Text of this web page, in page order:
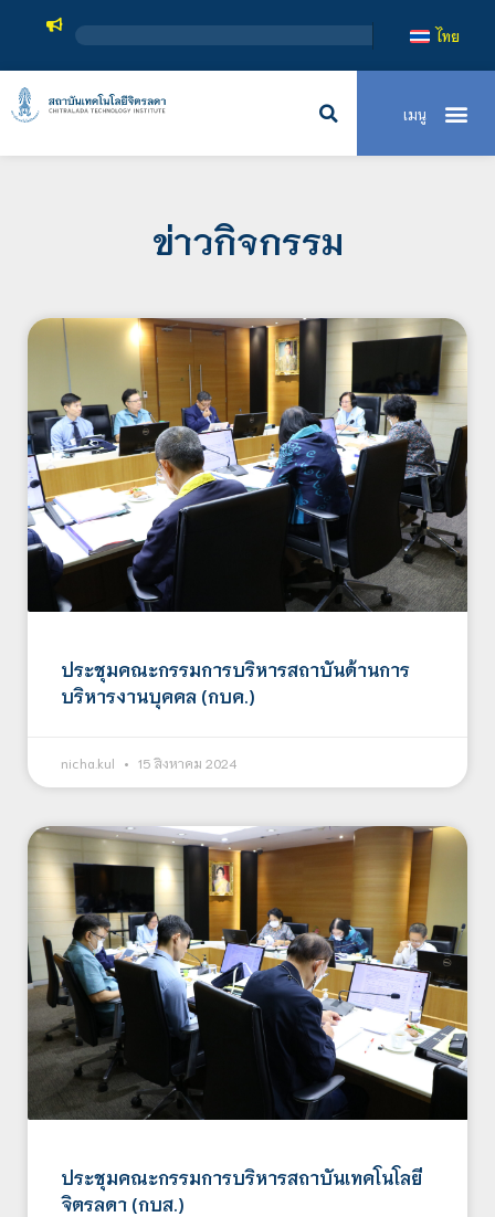
สถาบันเทคโนโล
ไทย
ข่าวกิจกรรม
ประชุมคณะกรรมการบริหารสถาบันด้านการ
บริหารงานบุคคล (กบค.)
nicha.kul 15 สิงหาคม 2024
ประชุมคณะกรรมการบริหารสถาบันเทคโนโลยี
จิตรลดา (กบส.)